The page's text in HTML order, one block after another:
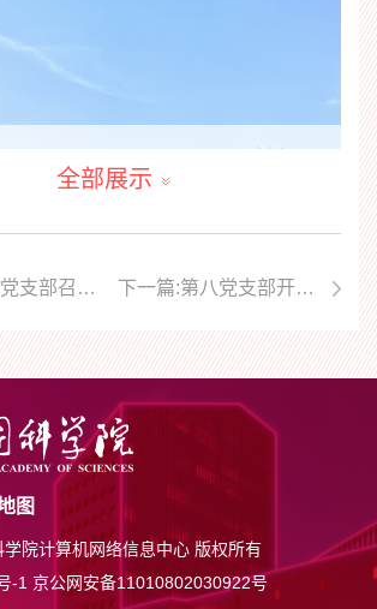
全部展示
上一篇:第六党支部召开“党纪学习教育”主题党员大会 下一篇:第八党支部开展学习“两弹一星”精神活动
图
院计算机网络信息中心 版权所有
-1 京公网安备11010802030922号